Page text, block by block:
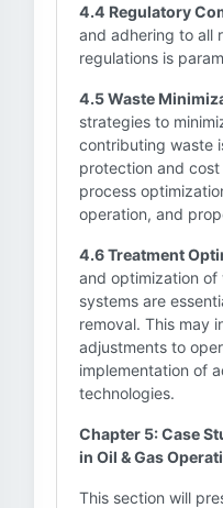
4.4 Regulatory
and adhering to all
regulations is
4.5 Waste
strategies to
contributing waste
protection and
process
operation, and
4.6 Treatment
and optimization
systems are
removal. This may
adjustments to
implementation of
technologies.
Chapter 5: Case
in Oil & Gas
This section will